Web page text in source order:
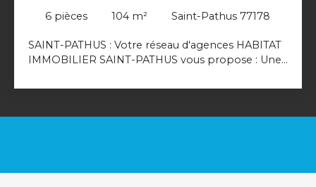
6 pièces 104 m² Saint-Pathus 77178
SAINT-PATHUS : Votre réseau d'agences HABITAT
IMMOBILIER SAINT-PATHUS vous propose : Une
offrant une belle entrée donnant sur une double
indépendant, une buanderie ou bureau. L'étage